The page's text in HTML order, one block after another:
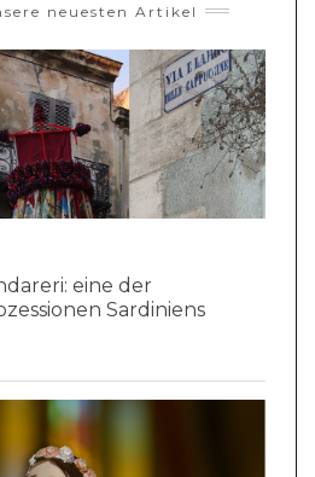
neuesten Artikel
eine der
Sardiniens